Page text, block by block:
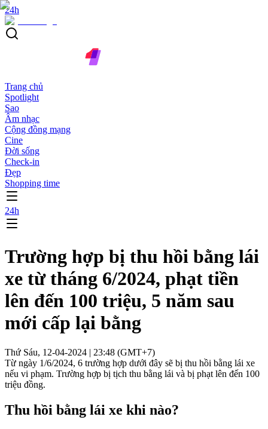
24h
Trang chủ
Spotlight
Sao
Âm nhạc
Cộng đồng mạng
Cine
Đời sống
Check-in
Đẹp
Shopping time
24h
Trường hợp bị thu hồi bằng lái
xe từ tháng 6/2024, phạt tiền
lên đến 100 triệu, 5 năm sau
mới cấp lại bằng
Thứ Sáu, 12-04-2024 | 23:48 (GMT+7)
Từ ngày 1/6/2024, 6 trường hợp dưới đây sẽ bị thu hồi bằng lái xe
nếu vi phạm. Trường hợp bị tịch thu bằng lái và bị phạt lên đến 100
triệu đồng.
Thu hồi bằng lái xe khi nào?